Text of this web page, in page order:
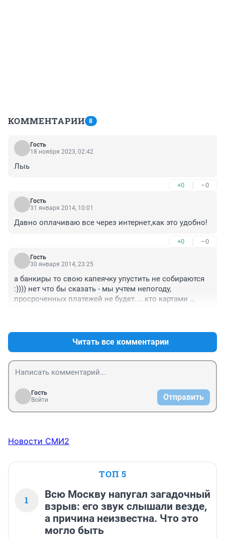
КОММЕНТАРИИ 8
Гость
18 ноября 2023, 02:42
Лыь
+0 –0
Гость
31 января 2014, 10:01
Давно оплачиваю все через интернет,как это удобно!
+0 –0
Гость
30 января 2014, 23:25
а банкиры то свою капеячку упустить не собираются
:)))) нет что бы сказать - мы учтем непогоду,
просроченных платежей не будет.... кто картами
Читать все комментарии
Гость
Войти
Отправить
Новости СМИ2
ТОП 5
1
Всю Москву напугал загадочный
взрыв: его звук слышали везде,
а причина неизвестна. Что это
могло быть